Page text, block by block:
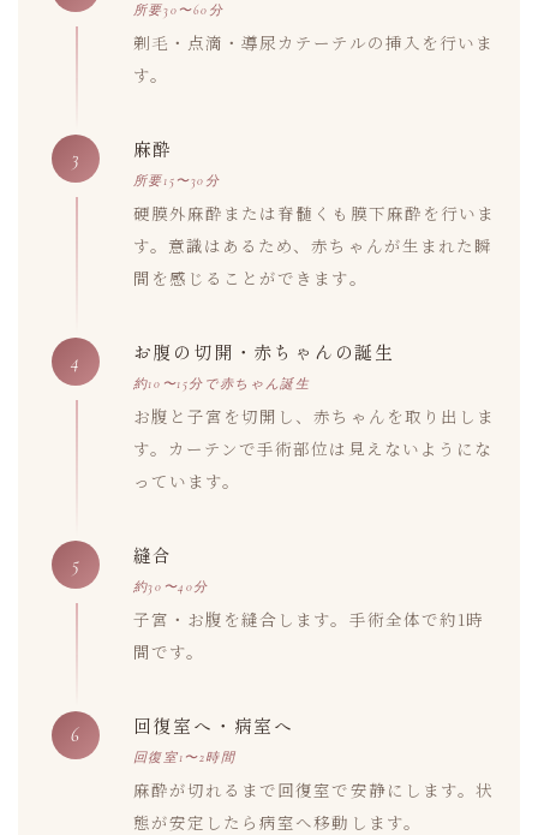
所要30〜60分
剃毛・点滴・導尿カテーテルの挿入を行いま
す。
3 麻酔
所要15〜30分
硬膜外麻酔または脊髄くも膜下麻酔を行いま
す。意識はあるため、赤ちゃんが生まれた瞬
間を感じることができます。
4 お腹の切開・赤ちゃんの誕生
約10〜15分で赤ちゃん誕生
お腹と子宮を切開し、赤ちゃんを取り出しま
す。カーテンで手術部位は見えないようにな
っています。
5 縫合
約30〜40分
子宮・お腹を縫合します。手術全体で約1時
間です。
6 回復室へ・病室へ
回復室1〜2時間
麻酔が切れるまで回復室で安静にします。状
態が安定したら病室へ移動します。